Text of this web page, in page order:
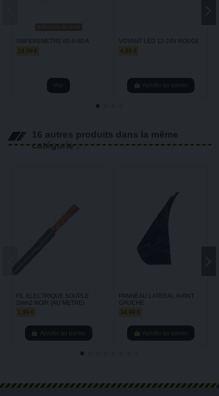
AMPEREMETRE 60-0-60 A
19,99 €
Voir
VOYANT LED 12-24V ROUGE
4,99 €
Ajouter au panier
16 autres produits dans la même
catégorie :
FIL ELECTRIQUE SOUPLE
2mm2 NOIR (AU METRE)
1,99 €
Ajouter au panier
PANNEAU LATERAL AVANT
GAUCHE
34,99 €
Ajouter au panier